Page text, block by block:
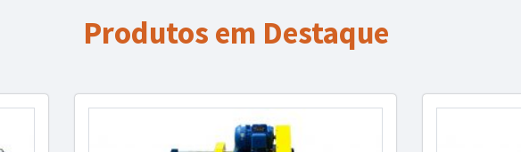
Produtos em Destaque